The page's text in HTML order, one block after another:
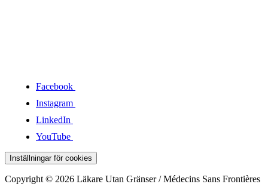
Facebook
Instagram
LinkedIn
YouTube
Inställningar för cookies
Copyright © 2026 Läkare Utan Gränser / Médecins Sans Frontières